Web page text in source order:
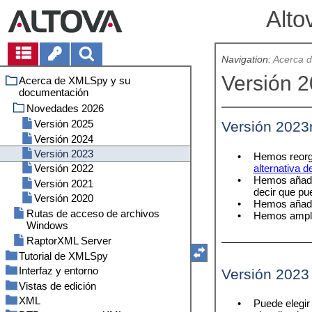
Acerca de XMLSpy y su
documentación
Novedades 2026
Versión 2025
Versión 2024
Versión 2023
Versión 2022
Versión 2021
Versión 2020
Rutas de acceso de archivos
Windows
RaptorXML Server
Tutorial de XMLSpy
Interfaz de XMLSpy
Vistas
Ventanas
Esquemas XML: aspectos básicos
Crear un archivo de esquema
Esquemas XML: aspectos
Interfaz y entorno
La interfaz gráfica de usuario (IGU)
Ventana principal
El entorno de aplicación
Vistas de edición
Copia de seguridad automática de
XML
Navigation:Acerca
Versión
Versión
• Hemos
alternativa
•
Hemos
decir que
•
Hemos
•
Hemos
Versión 2023
• Puede